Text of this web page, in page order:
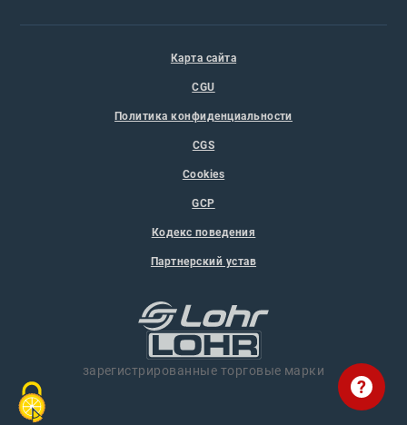
?
Карта сайта
CGU
Политика конфиденциальности
CGS
Cookies
GCP
Кодекс поведения
Партнерский устав
зарегистрированные торговые марки